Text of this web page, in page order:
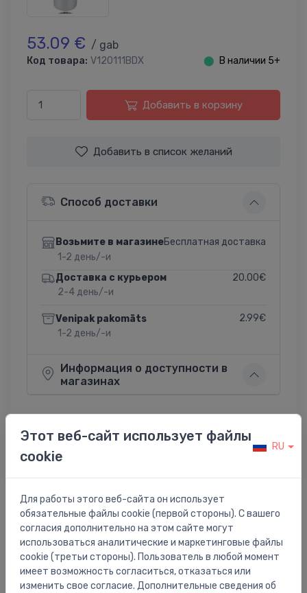
53.09 € / gab
Код товара: V120111BDX ⬤ В наличии 5+
Добавить в корзину
Добавить в список желаний
Способ доставки
Возьмите в магазине
1-2 день/-и
Бесплатная доставка
Доставка с курьером
2-4 день/-и
20.00€
Venipak pakomāts
1-2 день/-и
2.99€
Информация о доступности в
магазинах
Поделиться:
Описание товара
Rad. termoventilis Corner Combi 1/2` x 24-19, 90°,
hromēts (lab.p.)
Этот веб-сайт использует файлы
cookie
RU
Для работы этого веб-сайта он использует
обязательные файлы cookie (первой стороны). С вашего
согласия дополнительно на этом сайте могут
использоваться аналитические и маркетинговые файлы
cookie (третьи стороны). Пользователь в любой момент
имеет возможность согласиться, отказаться или
изменить свое согласие. Дополнительные сведения об